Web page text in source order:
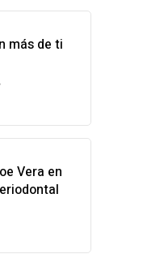
más de ti
Vera en